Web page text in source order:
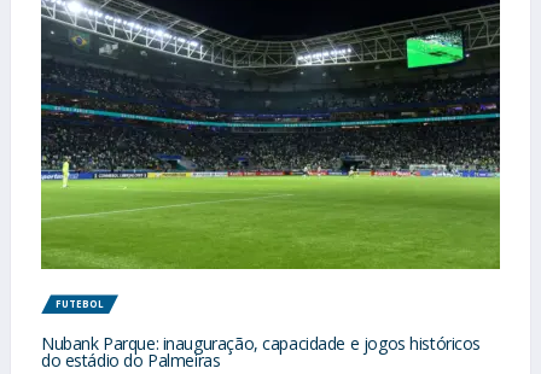
FUTEBOL
Nubank Parque: inauguração, capacidade e jogos históricos
do estádio do Palmeiras